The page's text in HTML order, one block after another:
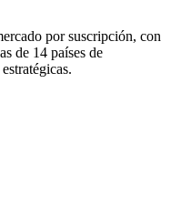
por suscripción, con
de 14 países de